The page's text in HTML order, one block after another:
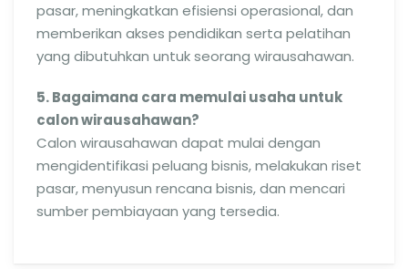
pasar, meningkatkan efisiensi operasional, dan
memberikan akses pendidikan serta pelatihan
yang dibutuhkan untuk seorang wirausahawan.
5. Bagaimana cara memulai usaha untuk
calon wirausahawan?
Calon wirausahawan dapat mulai dengan
mengidentifikasi peluang bisnis, melakukan riset
pasar, menyusun rencana bisnis, dan mencari
sumber pembiayaan yang tersedia.